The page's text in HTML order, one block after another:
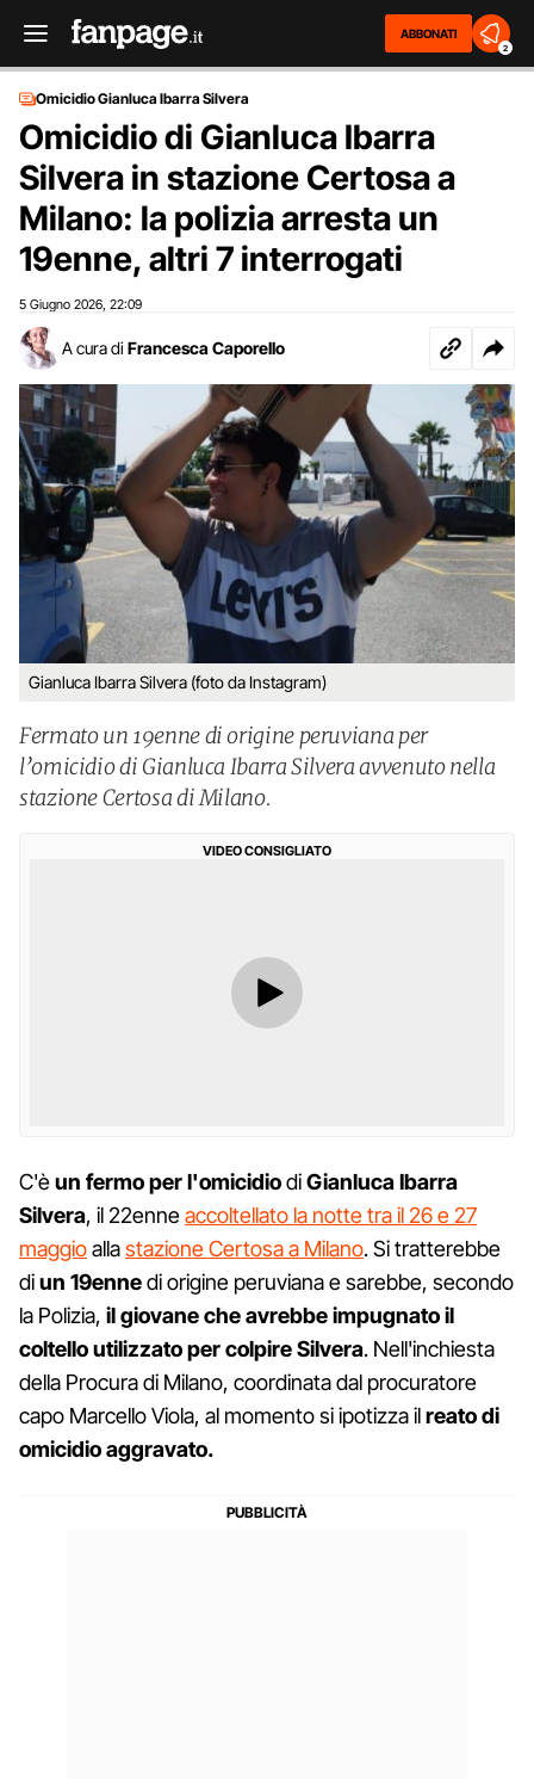
ABBONATI
2
Omicidio Gianluca Ibarra Silvera
Omicidio di Gianluca Ibarra
Silvera in stazione Certosa a
Milano: la polizia arresta un
19enne, altri 7 interrogati
5 Giugno 2026 22:09
A cura di Francesca Caporello
Gianluca Ibarra Silvera (foto da Instagram)
Fermato un 19enne di origine peruviana per
l’omicidio di Gianluca Ibarra Silvera avvenuto nella
stazione Certosa di Milano.
VIDEO CONSIGLIATO
C'èun fermo per l'omicidiodiGianluca Ibarra
Silvera, il 22enneaccoltellato la notte tra il 26 e 27
maggioallastazione Certosa a Milano. Si tratterebbe
diun 19ennedi origine peruviana e sarebbe, secondo
la Polizia, il giovane che avrebbe impugnato il
coltello utilizzato per colpire Silvera. Nell'inchiesta
della Procura di Milano, coordinata dal procuratore
capo Marcello Viola, al momento si ipotizza ilreato di
omicidio aggravato.